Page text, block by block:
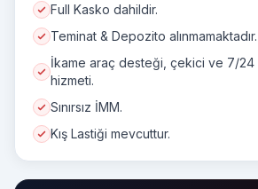
Full Kasko dahildir.
Teminat & Depozito alınmamaktadır.
İkame araç desteği, çekici ve 7/24
hizmeti.
Sınırsız İMM.
Kış Lastiği mevcuttur.